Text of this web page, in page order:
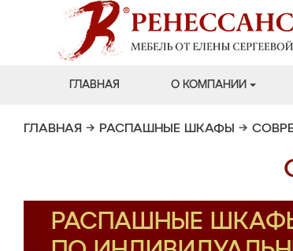
ГЛАВНАЯ О КОМПАНИИ
ГЛАВНАЯ → РАСПАШНЫЕ ШКАФЫ →
РАСПАШНЫЕ